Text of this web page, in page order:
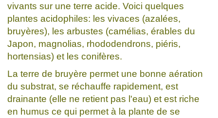
vivants sur une terre acide. Voici quelques
plantes acidophiles: les vivaces (azalées,
bruyères), les arbustes (camélias, érables du
Japon, magnolias, rhododendrons, piéris,
hortensias) et les conifères.
La terre de bruyère permet une bonne aération
du substrat, se réchauffe rapidement, est
drainante (elle ne retient pas l'eau) et est riche
en humus ce qui permet à la plante de se